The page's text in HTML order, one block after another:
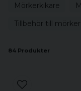
Mörkerkikare
Tillbehör till
84 Produkter